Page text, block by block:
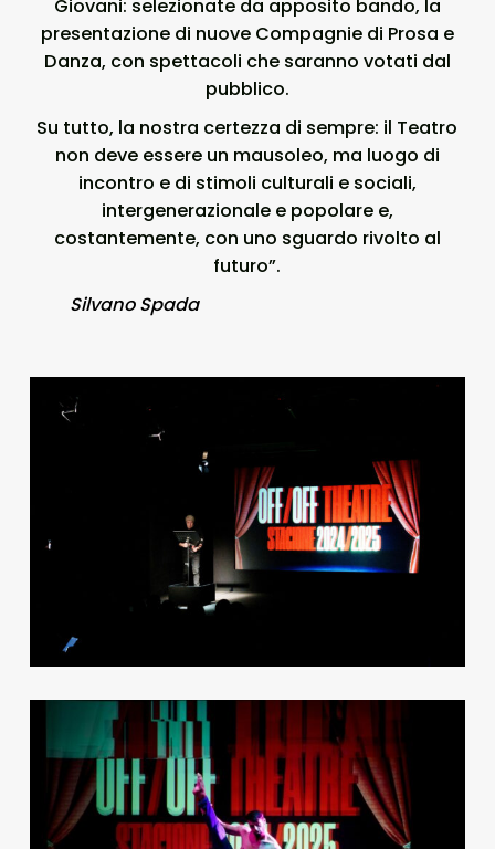
Giovani: selezionate da apposito bando, la
presentazione di nuove Compagnie di Prosa e
Danza, con spettacoli che saranno votati dal
pubblico.
Su tutto, la nostra certezza di sempre: il Teatro
non deve essere un mausoleo, ma luogo di
incontro e di stimoli culturali e sociali,
intergenerazionale e popolare e,
costantemente, con uno sguardo rivolto al
futuro”.
Silvano Spada